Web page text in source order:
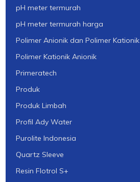
pH meter termurah
pH meter termurah harga
Polimer Anionik dan Polimer Kationik
Polimer Kationik Anionik
Primeratech
Produk
Produk Limbah
Profil Ady Water
Purolite Indonesia
Quartz Sleeve
Resin Flotrol S+